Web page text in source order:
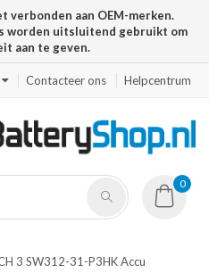
verbonden aan OEM-merken.
worden uitsluitend gebruikt om
aan te geven.
Contacteer ons Helpcentrum
0
3 SW312-31-P3HK Accu